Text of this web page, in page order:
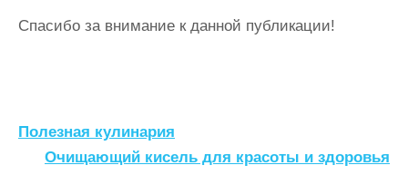
Спасибо за внимание к данной публикации!
Н
Полезная кулинария
Очищающий кисель для красоты и здоровья